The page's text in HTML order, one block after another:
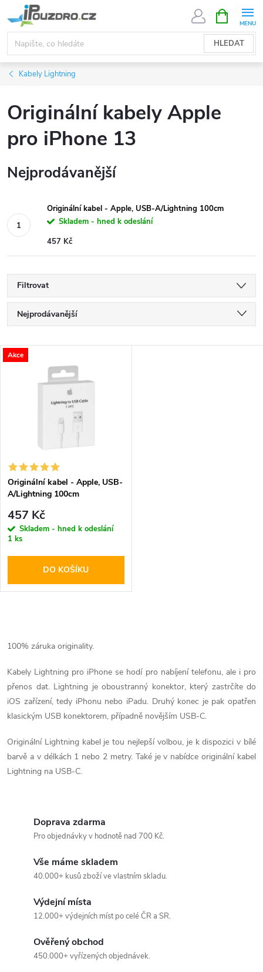
na
obsah
HLEDAT
NÁKUPNÍ
KOŠÍK
Kabely Lightning
Originální kabely Apple
pro iPhone 13
Nejprodávanější
Originální kabel - Apple, USB-A/Lightning 100cm
Skladem - hned k odeslání
457 Kč
Filtrovat
Ř
a
í
p
r
o
d
k
t
ů
Nejprodávanější
Nejdražší
Abecedně
V
s
p
r
o
d
k
t
ů
Akce
Originální kabel - Apple, USB-
A/Lightning 100cm
457 Kč
Skladem - hned k odeslání
1 ks
DO KOŠÍKU
v
l
á
d
a
c
100% záruka originality.
Kabely Lightning pro iPhone se hodí pro nabíjení telefonu, ale i pro
přenos dat. Lightning je oboustranný konektor, který zastrčíte do
iOS zařízení, tedy iPhonu nebo iPadu. Druhý konec je pak opatřen
klasickým USB konektorem, případně novějším USB-C.
Originální Lightning kabel je tou nejlepší volbou, je k dispozici v bílé
barvě a v délkách 1 nebo 2 metry. Také je v nabídce originální kabel
Lightning na USB-C.
Doprava zdarma
Pro objednávky v hodnotě nad 700 Kč.
Vše máme skladem
40.000+ kusů zboží ve vlastním skladu.
Výdejní místa
12.000+ výdejních míst po celé ČR a SR.
Ověřený obchod
450.000+ vyřízených objednávek.